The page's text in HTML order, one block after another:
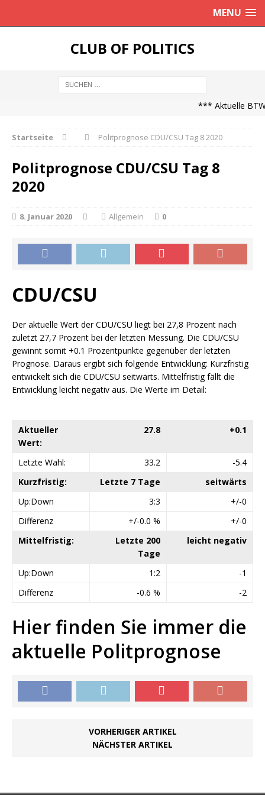
MENU
CLUB OF POLITICS
*** Aktuelle
Startseite Politprognose CDU/CSU Tag 8 2020
Politprognose CDU/CSU Tag 8
2020
8. Januar 2020 Allgemein 0
CDU/CSU
Der aktuelle Wert der CDU/CSU liegt bei 27,8 Prozent nach
zuletzt 27,7 Prozent bei der letzten Messung. Die CDU/CSU
gewinnt somit +0.1 Prozentpunkte gegenüber der letzten
Prognose. Daraus ergibt sich folgende Entwicklung: Kurzfristig
entwickelt sich die CDU/CSU seitwärts. Mittelfristig fällt die
Entwicklung leicht negativ aus. Die Werte im Detail:
Aktueller
Wert:
27.8 +0.1
Letzte Wahl: 33.2
-5.4
Kurzfristig:
Letzte 7 Tage
seitwärts
Up:Down
3:3
+/-0
Differenz
+/-0.0 %
+/-0
Mittelfristig:
Letzte 200
Tage
leicht negativ
Up:Down 1:2
-1
Differenz
-0.6 % -2
Hier finden Sie immer die
aktuelle Politprognose
VORHERIGER ARTIKEL
NÄCHSTER ARTIKEL